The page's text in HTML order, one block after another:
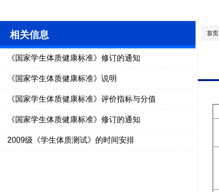
首页
相关信息
《国家学生体质健康标准》修订的通知
《国家学生体质健康标准》说明
《国家学生体质健康标准》评价指标与分值
《国家学生体质健康标准》修订的通知
2009级《学生体质测试》的时间安排